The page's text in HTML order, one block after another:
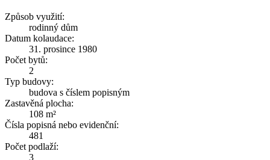
Způsob využití:
rodinný dům
Datum kolaudace:
31. prosince 1980
Počet bytů:
2
Typ budovy:
budova s číslem popisným
Zastavěná plocha:
108 m²
Čísla popisná nebo evidenční:
481
Počet podlaží:
3